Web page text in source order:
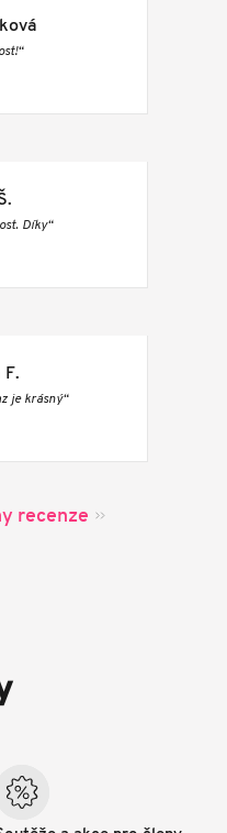
Díky“
F.
je krásný“
recenze